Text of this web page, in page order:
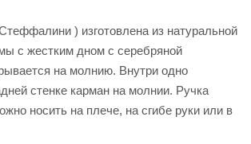
) изготовлена из натуральной
с жестким дном с серебряной
на молнию. Внутри одно
стенке карман на молнии. Ручка
носить на плече, на сгибе руки или в